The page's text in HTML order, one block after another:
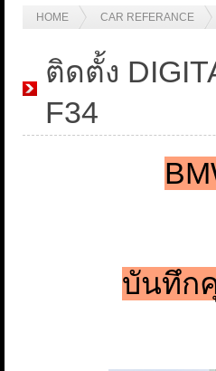
HOME CAR REFERANCE
ติดตั้ง
F34
บันทึก